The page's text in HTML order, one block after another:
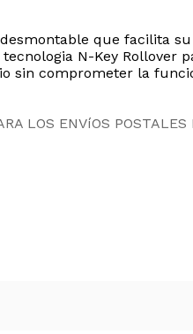
que facilita
N-Key Rollover
sin comprometer la
LOS ENVíOS